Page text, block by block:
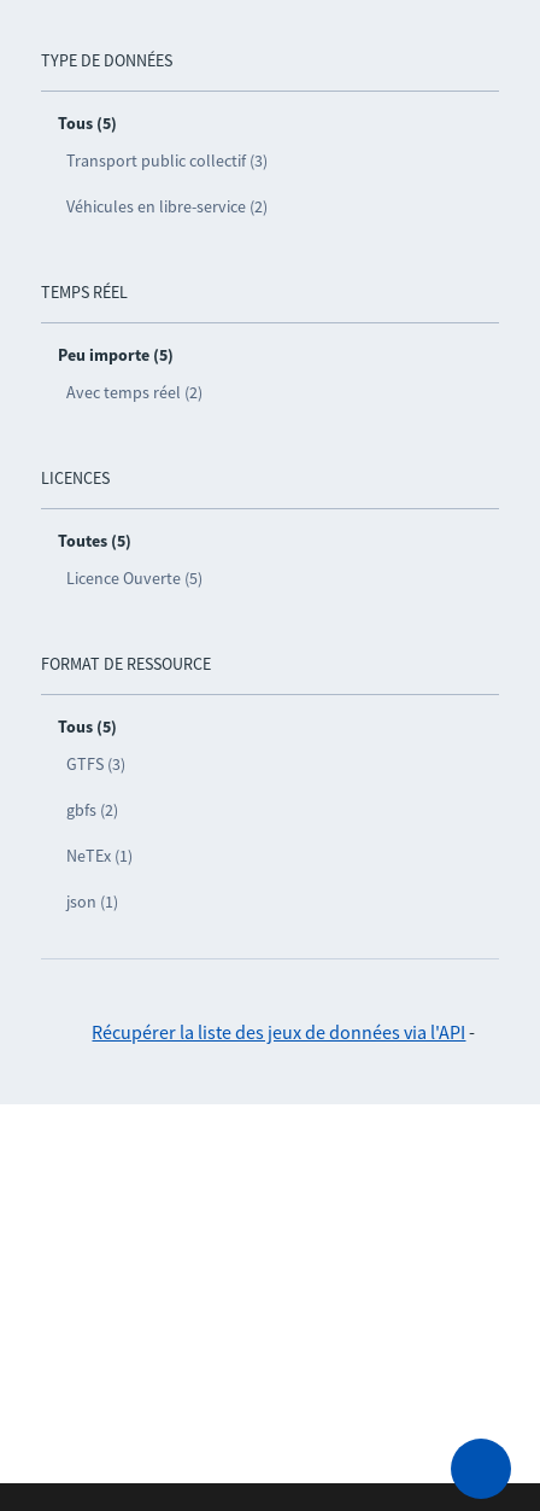
TYPE DE DONNÉES
Tous (5)
Transport public collectif (3)
Véhicules en libre-service (2)
TEMPS RÉEL
Peu importe (5)
Avec temps réel (2)
LICENCES
Toutes (5)
Licence Ouverte (5)
FORMAT DE RESSOURCE
Tous (5)
GTFS (3)
gbfs (2)
NeTEx (1)
json (1)
Récupérer la liste des jeux de données via l'API -